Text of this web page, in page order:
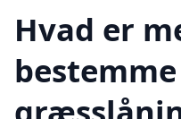
Hvad er